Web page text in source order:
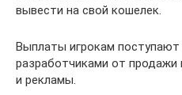
вывести на свой кошелек.
Выплаты игрокам
разработчиками от продажи
и рекламы.